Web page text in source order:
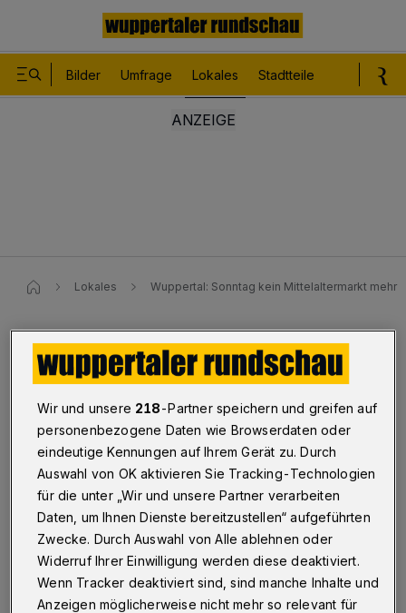
Bilder Umfrage Lokales Stadtteile
Lokales Wuppertal: Sonntag kein Mittelaltermarkt mehr
Sonntag kein Mittelaltermarkt
mehr
Wuppertal· Der vierte „Historische Handwerkermarkt
im Bergischen“ findet am Sonntag (10. März 2019)
nicht mehr statt. Man habe aus Sicherheitsgründen
entschieden, die Veranstaltung um einen Tag zu
verkürzen, so „ars draconis“ und die ISG Barmen.
10.03.2019 , 13:45 Uhr Eine Minute Lesezeit
Wir und unsere 218-Partner speichern und greifen auf
personenbezogene Daten wie Browserdaten oder
eindeutige Kennungen auf Ihrem Gerät zu. Durch
Auswahl von OK aktivieren Sie Tracking-Technologien
für die unter „Wir und unsere Partner verarbeiten
Daten, um Ihnen Dienste bereitzustellen“ aufgeführten
Zwecke. Durch Auswahl von Alle ablehnen oder
Widerruf Ihrer Einwilligung werden diese deaktiviert.
Wenn Tracker deaktiviert sind, sind manche Inhalte und
Anzeigen möglicherweise nicht mehr so relevant für